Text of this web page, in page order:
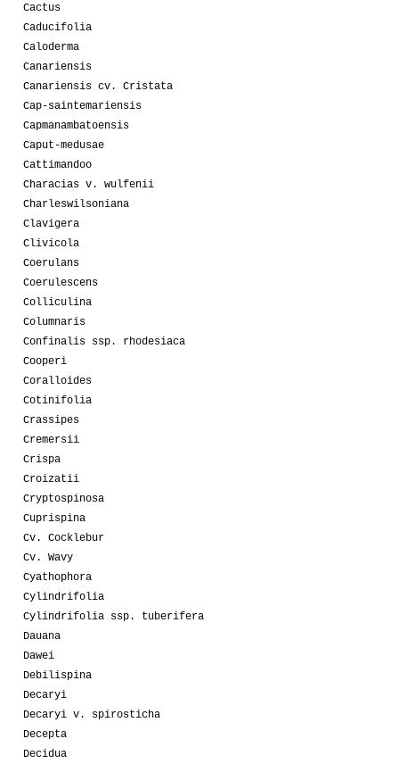
Cactus
Caducifolia
Caloderma
Canariensis
Canariensis cv. Cristata
Cap-saintemariensis
Capmanambatoensis
Caput-medusae
Cattimandoo
Characias v. wulfenii
Charleswilsoniana
Clavigera
Clivicola
Coerulans
Coerulescens
Colliculina
Columnaris
Confinalis ssp. rhodesiaca
Cooperi
Coralloides
Cotinifolia
Crassipes
Cremersii
Crispa
Croizatii
Cryptospinosa
Cuprispina
Cv. Cocklebur
Cv. Wavy
Cyathophora
Cylindrifolia
Cylindrifolia ssp. tuberifera
Dauana
Dawei
Debilispina
Decaryi
Decaryi v. spirosticha
Decepta
Decidua